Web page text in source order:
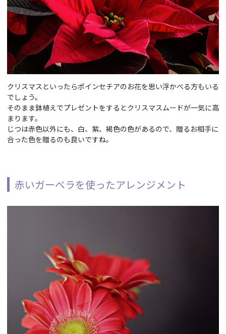
クリスマスといったらポインセチアのお花を思い浮かべる方もいる
でしょう。
そのまま鉢植えでプレゼントをするとクリスマスムードが一気に高
まります。
じつは赤色以外にも、白、紫、褐色の色があるので、贈るお相手に
合った色を贈るのも良いですね。
赤いガーベラを使ったアレンジメント